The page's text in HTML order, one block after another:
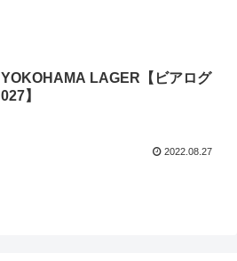
YOKOHAMA LAGER【ビアログ
027】
2022.08.27